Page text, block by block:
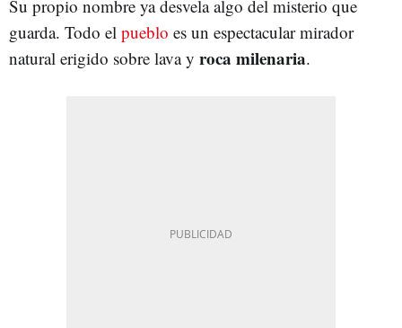
Su propio nombre ya desvela algo del misterio que
guarda. Todo el pueblo es un espectacular mirador
natural erigido sobre lava y roca milenaria.